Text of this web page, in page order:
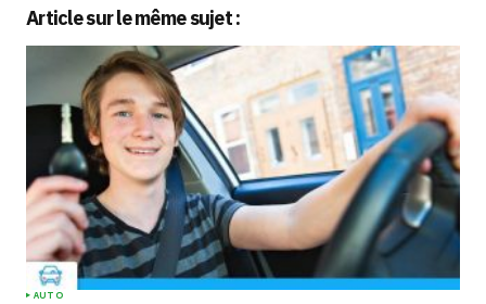
Votre adresse e-mail ne sera pas publiée.Les
champs obligatoires sont indiqués avec*
Comment*
Your Name*
Article sur le même sujet :
AUTO